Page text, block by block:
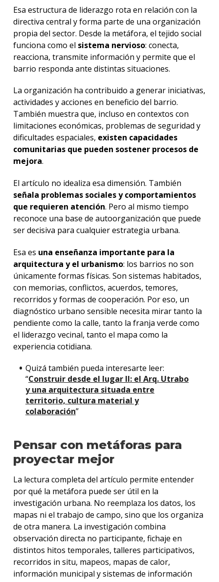
Esa estructura de liderazgo rota en relación con la
directiva central y forma parte de una organización
propia del sector. Desde la metáfora, el tejido social
funciona como el sistema nervioso: conecta,
reacciona, transmite información y permite que el
barrio responda ante distintas situaciones.
La organización ha contribuido a generar iniciativas,
actividades y acciones en beneficio del barrio.
También muestra que, incluso en contextos con
limitaciones económicas, problemas de seguridad y
dificultades espaciales, existen capacidades
comunitarias que pueden sostener procesos de
mejora.
El artículo no idealiza esa dimensión. También
señala problemas sociales y comportamientos
que requieren atención. Pero al mismo tiempo
reconoce una base de autoorganización que puede
ser decisiva para cualquier estrategia urbana.
Esa es una enseñanza importante para la
arquitectura y el urbanismo: los barrios no son
únicamente formas físicas. Son sistemas habitados,
con memorias, conflictos, acuerdos, temores,
recorridos y formas de cooperación. Por eso, un
diagnóstico urbano sensible necesita mirar tanto la
pendiente como la calle, tanto la franja verde como
el liderazgo vecinal, tanto el mapa como la
experiencia cotidiana.
Quizá también pueda interesarte leer:
“Construir desde el lugar II: el Arq. Utrabo
y una arquitectura situada entre
territorio, cultura material y
colaboración”
Pensar con metáforas para
proyectar mejor
La lectura completa del artículo permite entender
por qué la metáfora puede ser útil en la
investigación urbana. No reemplaza los datos, los
mapas ni el trabajo de campo, sino que los organiza
de otra manera. La investigación combina
observación directa no participante, fichaje en
distintos hitos temporales, talleres participativos,
recorridos in situ, mapeos, mapas de calor,
información municipal y sistemas de información